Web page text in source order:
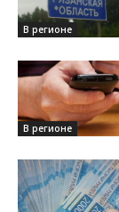
В регионе
В регионе